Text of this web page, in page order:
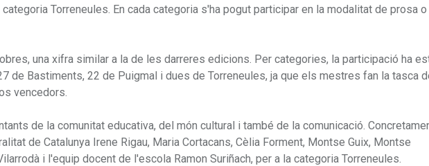
Torreneules. En cada categoria s'ha pogut participar en la modalitat de prosa o
una xifra similar a la de les darreres edicions. Per categories, la participació ha
de Bastiments, 22 de Puigmal i dues de Torreneules, ja que els mestres fan la tasca
vencedors.
de la comunitat educativa, del món cultural i també de la comunicació.
de Catalunya Irene Rigau, Maria Cortacans, Cèlia Forment, Montse Guix, Montse
i l'equip docent de l'escola Ramon Suriñach, per a la categoria Torreneules.